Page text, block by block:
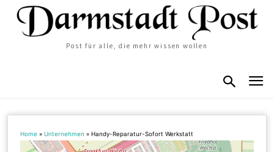
Post für alle, die mehr wissen wollen
Home »Unternehmen »Handy-Reparatur-Sofort Werkstatt